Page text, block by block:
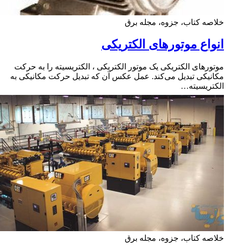
کتاب، جزوه، مجله برق
موتورهای الکتریکی
الکتریکی یک موتور الکتریکی ، الکتریسیته را به حرکت
تبدیل می‌کند. عمل عکس آن که تبدیل حرکت مکانیکی به
کتاب، جزوه، مجله برق